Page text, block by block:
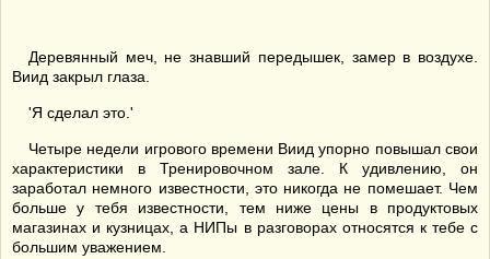
Деревянный меч, не знавший передышек, замер в воздухе.
Виид закрыл глаза.
'Я сделал это.'
Четыре недели игрового времени Виид упорно повышал свои
характеристики в Тренировочном зале. К удивлению, он
заработал немного известности, это никогда не помешает. Чем
больше у тебя известности, тем ниже цены в продуктовых
магазинах и кузницах, а НИПы в разговорах относятся к тебе с
большим уважением.